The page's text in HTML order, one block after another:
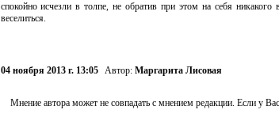
спокойно исчезли в толпе, не обратив при этом на себя
веселиться.
04 ноября 2013 г. 13:05 Автор: Маргарита Лисовая
Мнение автора может не совпадать с мнением редакции. Если у